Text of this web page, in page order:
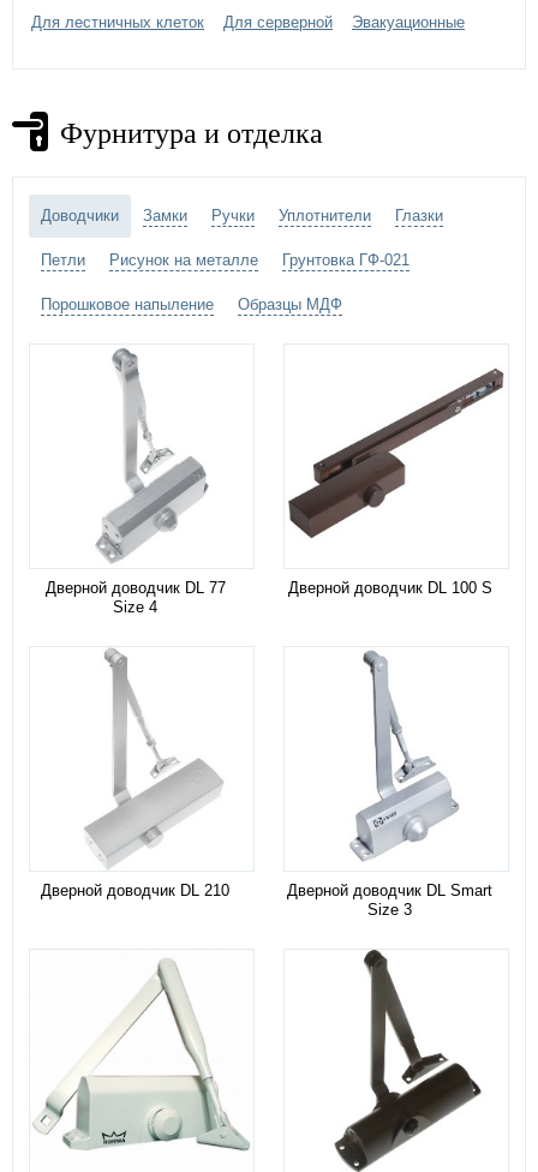
Для лестничных клеток
Для серверной Эвакуационные
Фурнитура и отделка
Доводчики Замки Ручки Уплотнители Глазки
Петли Рисунок на металле Грунтовка ГФ-021
Порошковое напыление Образцы МДФ
Дверной доводчик DL 77
Size 4
Дверной доводчик DL 100 S
Дверной доводчик DL 210
Дверной доводчик DL Smart
Size 3